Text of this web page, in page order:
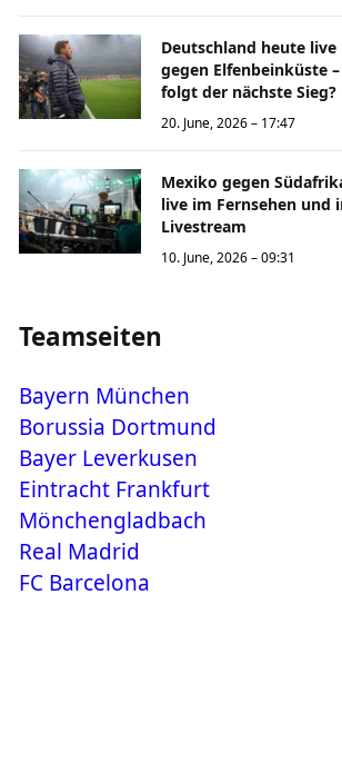
Deutschland heute live
gegen Elfenbeinküste –
folgt der nächste Sieg?
20. June, 2026 – 17:47
Mexiko gegen
live im Fernsehen und
Livestream
10. June, 2026 – 09:31
Teamseiten
Bayern München
Borussia Dortmund
Bayer Leverkusen
Eintracht Frankfurt
Mönchengladbach
Real Madrid
FC Barcelona